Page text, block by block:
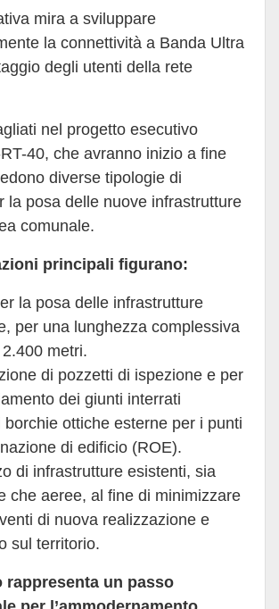
mira a sviluppare
la connettività a Banda Ultra
degli utenti della rete
nel progetto esecutivo
40, che avranno inizio a fine
diverse tipologie di
la posa delle nuove infrastrutture
comunale.
principali figurano:
la posa delle infrastrutture
per una lunghezza complessiva
metri.
di pozzetti di ispezione e per
dei giunti interrati
borchie ottiche esterne per i punti
di edificio (ROE).
di infrastrutture esistenti, sia
che aeree, al fine di minimizzare
di nuova realizzazione e
sul territorio.
rappresenta un passo